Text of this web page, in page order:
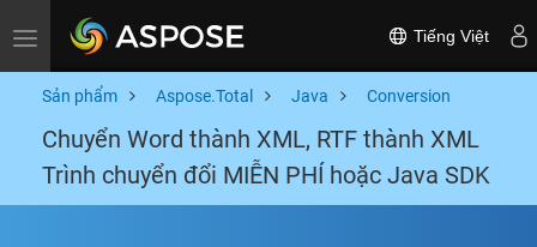
Toggle navigation Tiếng Việt
Sản phẩm Aspose.Total Java Conversion
Chuyển Word thành XML, RTF thành XML
Trình chuyển đổi MIỄN PHÍ hoặc Java SDK